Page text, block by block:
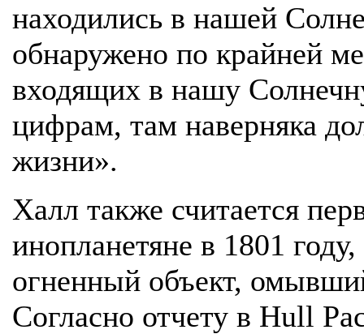
находились в нашей
обнаружено по крайней
входящих в нашу
цифрам, там наверняка
жизни».
Халл также считается
инопланетяне в 1801
огненный объект,
Согласно отчету в Hull